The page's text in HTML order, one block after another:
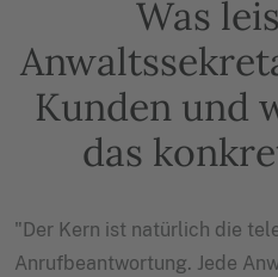
Was
Kunden und
das
"Der Kern ist natürlich die
Anrufbeantwortung. Jede